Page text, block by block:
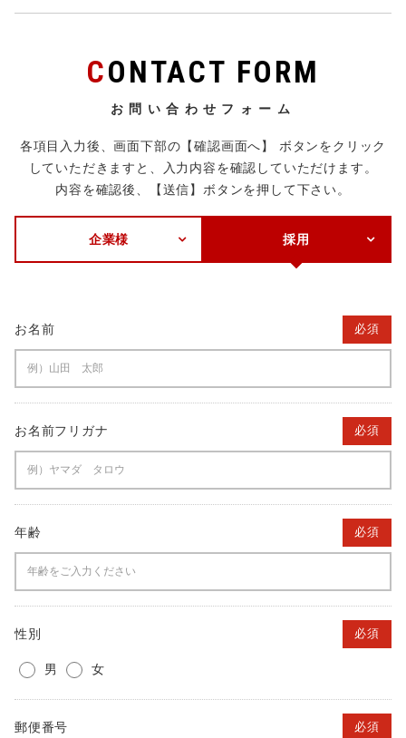
CONTACT FORM
お問い合わせフォーム
各項目入力後、画面下部の【確認画面へ】 ボタンをクリック
していただきますと、入力内容を確認していただけます。
内容を確認後、【送信】ボタンを押して下さい。
企業様 採用
お名前 必須
お名前フリガナ 必須
年齢 必須
性別 必須
男 女
郵便番号 必須